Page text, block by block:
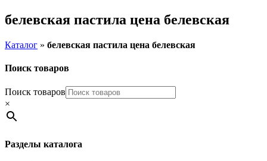
белевская пастила цена белевская
Каталог » белевская пастила цена белевская
Поиск товаров
Поиск товаров
×
Разделы каталога